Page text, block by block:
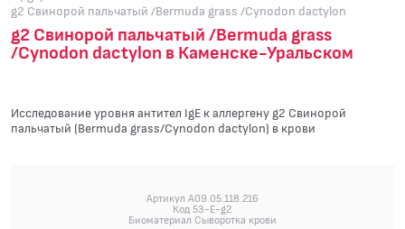
g2 Свинорой пальчатый /Bermuda grass /Cynodon dactylon
g2 Свинорой пальчатый /Bermuda grass
/Cynodon dactylon в Каменске-Уральском
Исследование уровня антител IgE к аллергену g2 Свинорой
пальчатый (Bermuda grass/Cynodon dactylon) в крови
Артикул A09.05.118.216
Код 53-E-g2
Биоматериал Сыворотка крови